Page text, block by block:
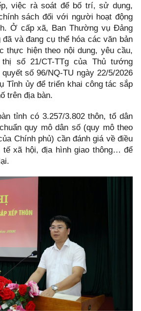
việc rà soát để bố trí, sử dụng,
sách đối với người hoạt động
Ở cấp xã, Ban Thường vụ Đảng
và đang cụ thể hóa các văn bản
thực hiện theo nội dung, yêu cầu,
số 21/CT-TTg của Thủ tướng
số 96/NQ-TU ngày 22/5/2026
Tỉnh ủy để triển khai công tác sắp
trên địa bàn.
tỉnh có 3.257/3.802 thôn, tổ dân
quy mô dân số (quy mô theo
Chính phủ) cần đánh giá về điều
tế xã hội, địa hình giao thông… để